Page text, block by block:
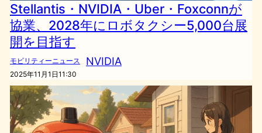
Stellantis・NVIDIA・Uber・Foxconnが
協業、2028年にロボタクシー5,000台展
開を目指す
モビリティーニュース NVIDIA
2025年11月1日11:30